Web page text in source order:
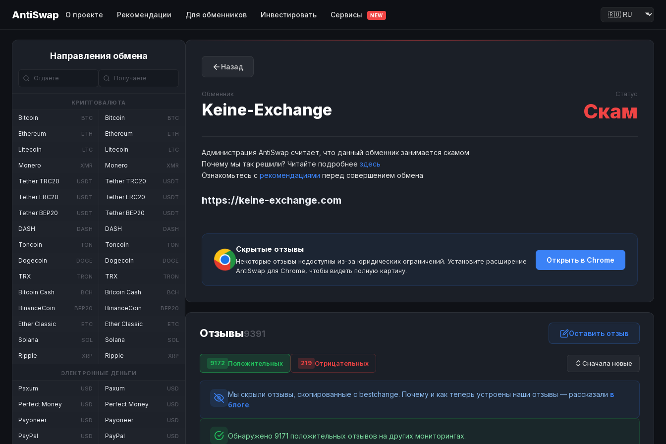
AntiSwap О проекте Рекомендации Для обменников Инвестировать Сервисы NEW
Направления обмена
КРИПТОВАЛЮТА
Bitcoin BTC
Ethereum ETH
Litecoin LTC
Monero XMR
Tether TRC20 USDT
Tether ERC20 USDT
Tether BEP20 USDT
DASH DASH
Toncoin TON
Dogecoin DOGE
TRX TRON
Bitcoin Cash BCH
BinanceCoin BEP20
Ether Classic ETC
Solana SOL
Ripple XRP
Bitcoin BTC
Ethereum ETH
Litecoin LTC
Monero XMR
Tether TRC20 USDT
Tether ERC20 USDT
Tether BEP20 USDT
DASH DASH
Toncoin TON
Dogecoin DOGE
TRX TRON
Bitcoin Cash BCH
BinanceCoin BEP20
Ether Classic ETC
Solana SOL
Ripple XRP
ЭЛЕКТРОННЫЕ ДЕНЬГИ
Paxum USD
Perfect Money USD
Payoneer USD
PayPal USD
Paxum USD
Perfect Money USD
Payoneer USD
PayPal USD
Назад
Обменник
Keine-Exchange
Статус
Скам
Администрация AntiSwap считает, что данный обменник занимается скамом
Почему мы так решили? Читайте подробнее здесь
Ознакомьтесь с рекомендациями перед совершением обмена
https://keine-exchange.com
Скрытые отзывы
Некоторые отзывы недоступны из-за юридических ограничений. Установите расширение
AntiSwap для Chrome, чтобы видеть полную картину.
Открыть в Chrome
Отзывы9391 Оставить отзыв
9172 Положительных 219 Отрицательных Сначала новые
Мы скрыли отзывы, скопированные с bestchange. Почему и как теперь устроены наши отзывы — рассказали в
блоге.
Обнаружено 9171 положительных отзывов на других мониторингах.